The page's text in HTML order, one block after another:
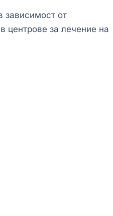
зависимост от
центрове за лечение на